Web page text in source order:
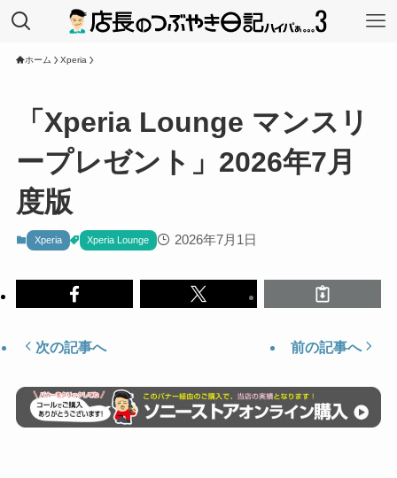
ホーム Xperia
「Xperia Lounge マンスリ
ープレゼント」2026年7月
度版
Xperia Xperia Lounge 2026年7月1日
次の記事へ 前の記事へ